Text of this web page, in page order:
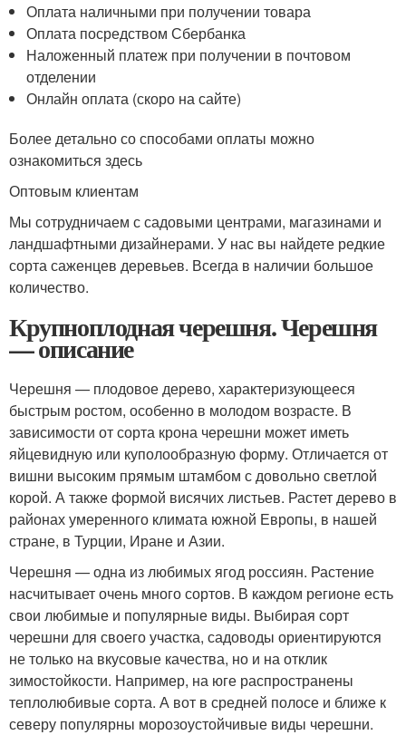
Оплата наличными при получении товара
Оплата посредством Сбербанка
Наложенный платеж при получении в почтовом
отделении
Онлайн оплата (скоро на сайте)
Более детально со способами оплаты можно
ознакомиться здесь
Оптовым клиентам
Мы сотрудничаем с садовыми центрами, магазинами и
ландшафтными дизайнерами. У нас вы найдете редкие
сорта саженцев деревьев. Всегда в наличии большое
количество.
Крупноплодная черешня. Черешня
— описание
Черешня — плодовое дерево, характеризующееся
быстрым ростом, особенно в молодом возрасте. В
зависимости от сорта крона черешни может иметь
яйцевидную или куполообразную форму. Отличается от
вишни высоким прямым штамбом с довольно светлой
корой. А также формой висячих листьев. Растет дерево в
районах умеренного климата южной Европы, в нашей
стране, в Турции, Иране и Азии.
Черешня — одна из любимых ягод россиян. Растение
насчитывает очень много сортов. В каждом регионе есть
свои любимые и популярные виды. Выбирая сорт
черешни для своего участка, садоводы ориентируются
не только на вкусовые качества, но и на отклик
зимостойкости. Например, на юге распространены
теплолюбивые сорта. А вот в средней полосе и ближе к
северу популярны морозоустойчивые виды черешни.